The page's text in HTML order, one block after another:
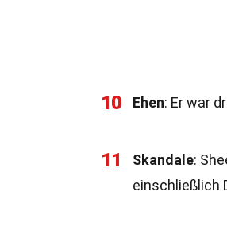
10 Ehen: Er war
11 Skandale:
einschließlich